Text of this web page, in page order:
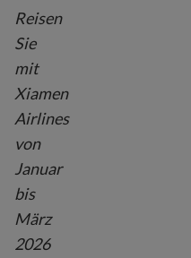
Reisen
Sie
mit
Xiamen
Airlines
von
Januar
bis
März
2026